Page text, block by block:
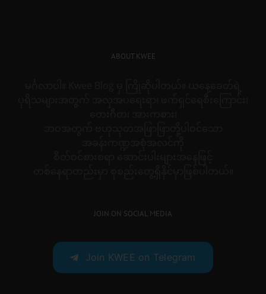
ABOUT KWEE
JOIN ON SOCIAL MEDIA
Join KWEE on Telegram